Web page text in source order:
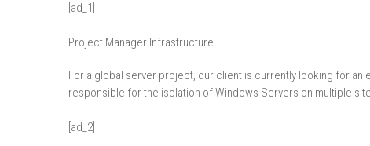
[ad_1]
Project Manager Infrastructure
For a global server project, our client is currently looking for
responsible for the isolation of Windows Servers on multiple
[ad_2]